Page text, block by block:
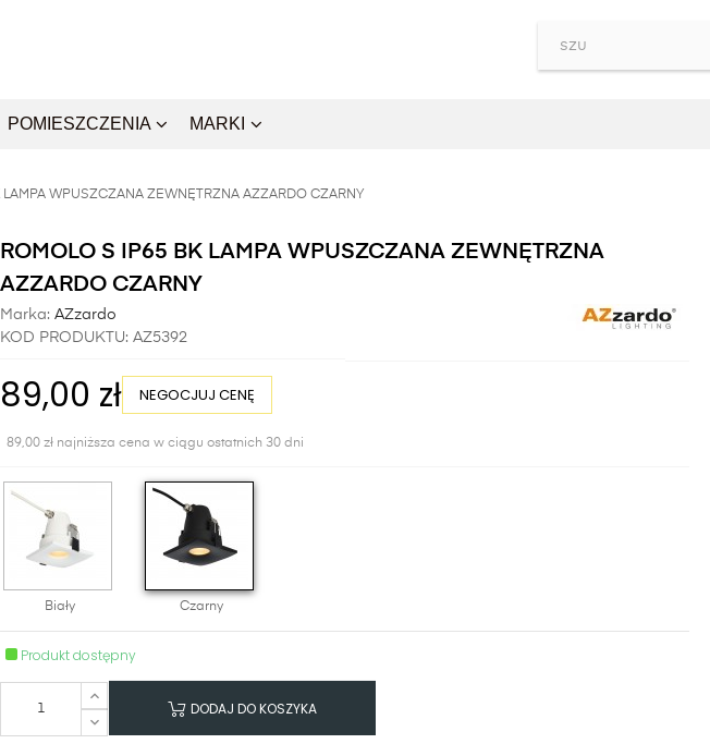
POMIESZCZENIA MARKI
LAMPA WPUSZCZANA ZEWNĘTRZNA AZZARDO CZARNY
ROMOLO S IP65 BK LAMPA WPUSZCZANA ZEWNĘTRZNA
AZZARDO CZARNY
Marka: AZzardo
KOD PRODUKTU: AZ5392
89,00 zł NEGOCJUJ CENĘ
89,00 zł najniższa cena w ciągu ostatnich 30 dni
Biały Czarny
Produkt dostępny
DODAJ DO KOSZYKA